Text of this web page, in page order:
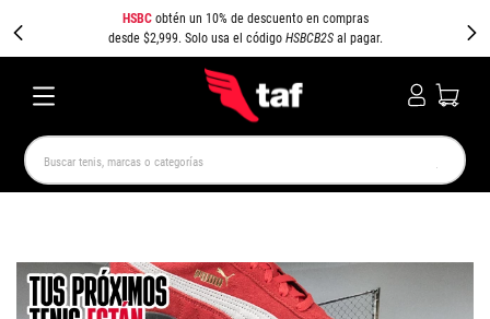
HSBCobtén un 10% de descuento en compras
desde $2,999. Solo usa el código HSBCB2Sal pagar.
Buscar tenis, marcas o categorías
SPEEDCAT SPEZIAL JORDAN 1